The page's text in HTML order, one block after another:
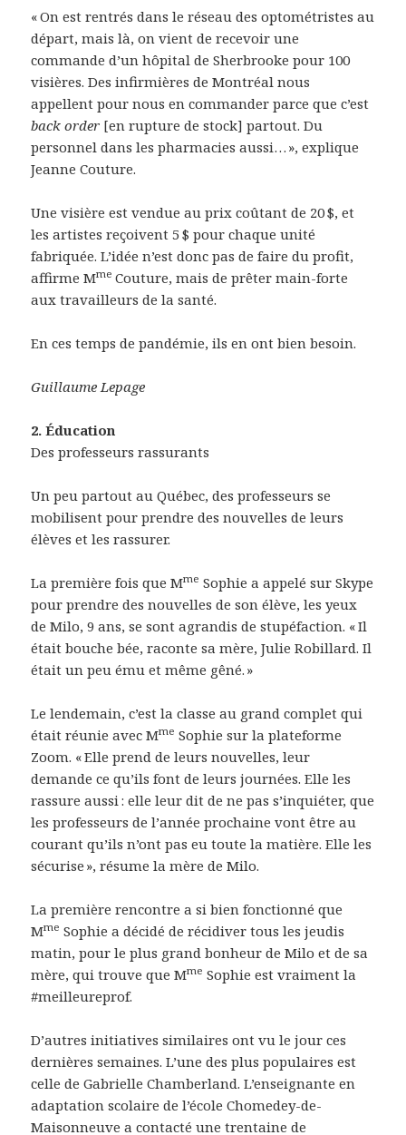
« On est rentrés dans le réseau des optométristes au
départ, mais là, on vient de recevoir une
commande d’un hôpital de Sherbrooke pour 100
visières. Des infirmières de Montréal nous
appellent pour nous en commander parce que c’est
back order [en rupture de stock] partout. Du
personnel dans les pharmacies aussi… », explique
Jeanne Couture.
Une visière est vendue au prix coûtant de 20 $, et
les artistes reçoivent 5 $ pour chaque unité
fabriquée. L’idée n’est donc pas de faire du profit,
affirme Mme Couture, mais de prêter main-forte
aux travailleurs de la santé.
En ces temps de pandémie, ils en ont bien besoin.
Guillaume Lepage
2. Éducation
Des professeurs rassurants
Un peu partout au Québec, des professeurs se
mobilisent pour prendre des nouvelles de leurs
élèves et les rassurer.
La première fois que Mme Sophie a appelé sur Skype
pour prendre des nouvelles de son élève, les yeux
de Milo, 9 ans, se sont agrandis de stupéfaction. « Il
était bouche bée, raconte sa mère, Julie Robillard. Il
était un peu ému et même gêné. »
Le lendemain, c’est la classe au grand complet qui
était réunie avec Mme Sophie sur la plateforme
Zoom. « Elle prend de leurs nouvelles, leur
demande ce qu’ils font de leurs journées. Elle les
rassure aussi : elle leur dit de ne pas s’inquiéter, que
les professeurs de l’année prochaine vont être au
courant qu’ils n’ont pas eu toute la matière. Elle les
sécurise », résume la mère de Milo.
La première rencontre a si bien fonctionné que
Mme Sophie a décidé de récidiver tous les jeudis
matin, pour le plus grand bonheur de Milo et de sa
mère, qui trouve que Mme Sophie est vraiment la
#meilleureprof.
D’autres initiatives similaires ont vu le jour ces
dernières semaines. L’une des plus populaires est
celle de Gabrielle Chamberland. L’enseignante en
adaptation scolaire de l’école Chomedey-de-
Maisonneuve a contacté une trentaine de